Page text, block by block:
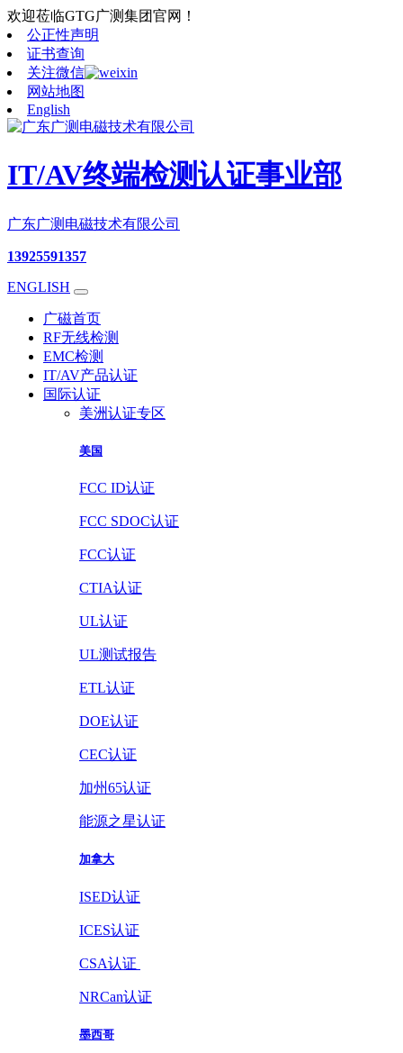
欢迎莅临GTG广测集团官网！
公正性声明
证书查询
关注微信
网站地图
English
IT/AV终端检测认证事业部
广东广测电磁技术有限公司
13925591357
ENGLISH
广磁首页
RF无线检测
EMC检测
IT/AV产品认证
国际认证
美洲认证专区
美国
FCC ID认证
FCC SDOC认证
FCC认证
CTIA认证
UL认证
UL测试报告
ETL认证
DOE认证
CEC认证
加州65认证
能源之星认证
加拿大
ISED认证
ICES认证
CSA认证
NRCan认证
墨西哥